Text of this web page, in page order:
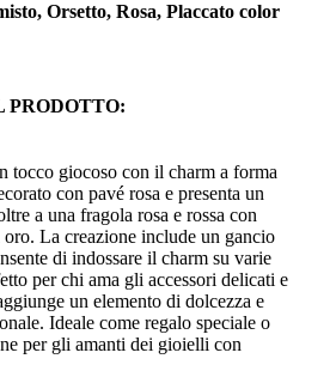
Orsetto, Rosa, Placcato color
PRODOTTO:
tocco giocoso con il charm a forma
con pavé rosa e presenta un
a una fragola rosa e rossa con
La creazione include un gancio
di indossare il charm su varie
per chi ama gli accessori delicati e
un elemento di dolcezza e
Ideale come regalo speciale o
per gli amanti dei gioielli con